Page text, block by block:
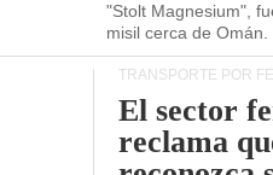
"Stolt Magnesium",
misil cerca de Omán.
TRANSPORTE POR
El sector
reclama